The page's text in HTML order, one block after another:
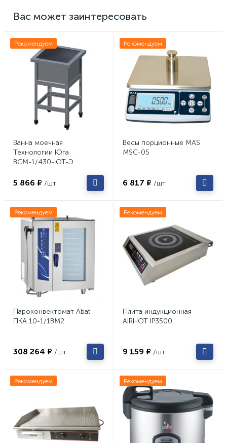
Вас может заинтересовать
Рекомендуем
Ванна моечная
Технологии Юга
ВСМ-1/430-ЮТ-Э
5 866 ₽ /шт
Рекомендуем
Весы порционные MAS
MSC-05
6 817 ₽ /шт
Рекомендуем
Пароконвектомат Abat
ПКА 10-1/1ВМ2
308 264 ₽ /шт
Рекомендуем
Плита индукционная
AIRHOT IP3500
9 159 ₽ /шт
Рекомендуем Рекомендуем